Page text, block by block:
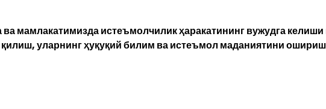
мамлакатимизда истеъмолчилик ҳаракатининг вужудга
уларнинг ҳуқуқий билим ва истеъмол маданиятини